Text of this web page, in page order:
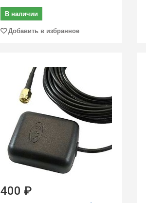
В наличии
Добавить в избранное
400 ₽